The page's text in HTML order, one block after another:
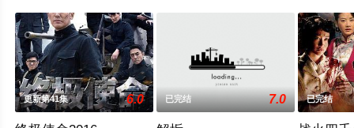
更新第41集 6.0 已完结 7.0 已完结